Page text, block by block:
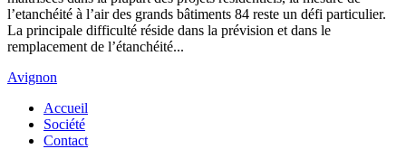
l’etanchéité à l’air des grands bâtiments 84 reste un défi particulier.
La principale difficulté réside dans la prévision et dans le
remplacement de l’étanchéité...
Avignon
Accueil
Société
Contact